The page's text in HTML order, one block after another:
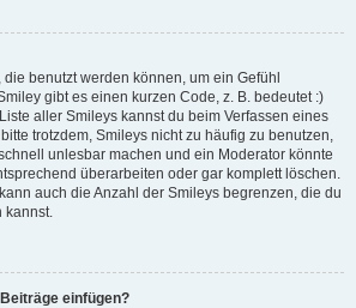
benutzt werden können, um ein Gefühl
gibt es einen kurzen Code, z. B. bedeutet :)
aller Smileys kannst du beim Verfassen eines
trotzdem, Smileys nicht zu häufig zu benutzen,
unlesbar machen und ein Moderator könnte
überarbeiten oder gar komplett löschen.
auch die Anzahl der Smileys begrenzen, die du
kannst.
einfügen?